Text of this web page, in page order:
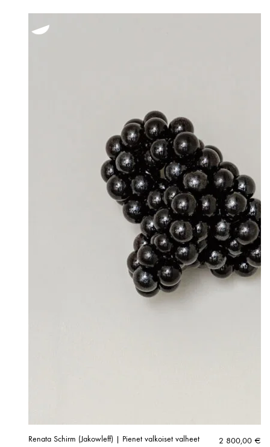
Renata Schirm (Jakowleff) | Pienet valkoiset valheet 2 800,00 €